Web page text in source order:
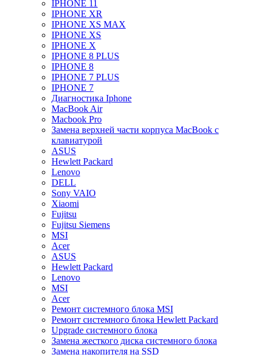
IPHONE 11
IPHONE XR
IPHONE XS MAX
IPHONE XS
IPHONE X
IPHONE 8 PLUS
IPHONE 8
IPHONE 7 PLUS
IPHONE 7
Диагностика Iphone
MacBook Air
Macbook Pro
Замена верхней части корпуса MacBook с
клавиатурой
ASUS
Hewlett Packard
Lenovo
DELL
Sony VAIO
Xiaomi
Fujitsu
Fujitsu Siemens
MSI
Acer
ASUS
Hewlett Packard
Lenovo
MSI
Acer
Ремонт системного блока MSI
Ремонт системного блока Hewlett Packard
Upgrade системного блока
Замена жесткого диска системного блока
Замена накопителя на SSD